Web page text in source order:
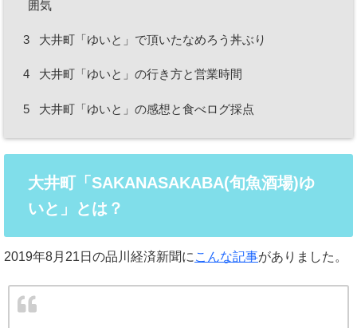
囲気
3 大井町「ゆいと」で頂いたなめろう丼ぶり
4 大井町「ゆいと」の行き方と営業時間
5 大井町「ゆいと」の感想と食べログ採点
大井町「SAKANASAKABA(旬魚酒場)ゆ
いと」とは？
2019年8月21日の品川経済新聞に こんな記事がありました。